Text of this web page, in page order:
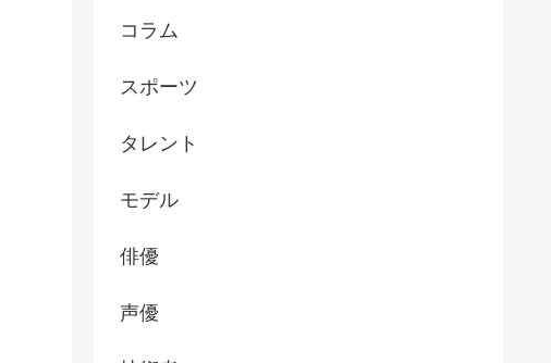
コラム
スポーツ
タレント
モデル
俳優
声優